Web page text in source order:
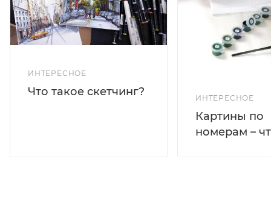
ИНТЕРЕСНОЕ
Что такое скетчинг?
ИНТЕРЕСНОЕ
Картины по
номерам –